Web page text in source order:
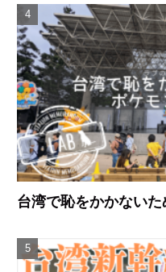
台湾で恥をかかない